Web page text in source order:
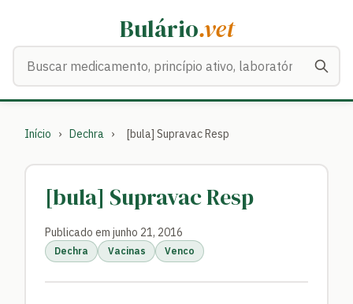
Bulário.vet
Início › Dechra › [bula] Supravac Resp
[bula] Supravac Resp
Publicado em junho 21, 2016
Dechra Vacinas Venco